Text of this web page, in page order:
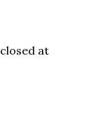
at